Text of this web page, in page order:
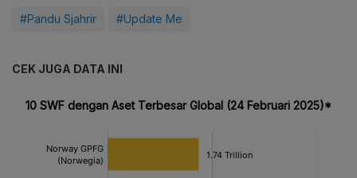
#Pandu Sjahrir #Update Me
CEK JUGA DATA INI